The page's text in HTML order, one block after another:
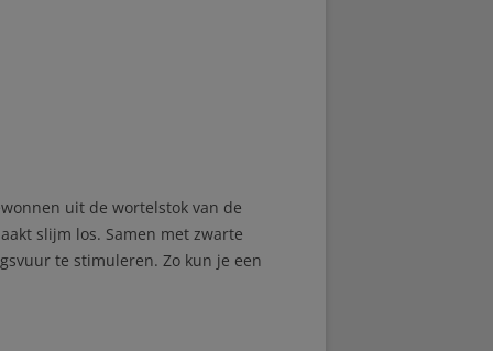
uit de wortelstok van de
slijm los. Samen met zwarte
te stimuleren. Zo kun je een